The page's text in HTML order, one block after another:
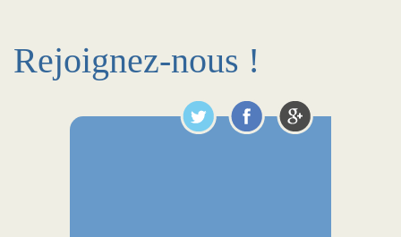
Rejoignez-nous !